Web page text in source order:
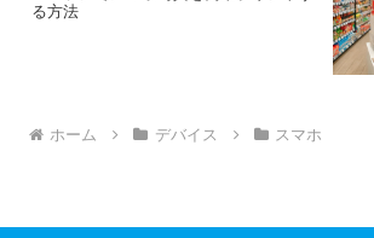
る方法
ホーム デバイス スマホ